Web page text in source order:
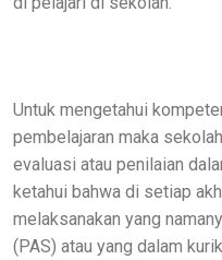
Untuk mengetahui
pembelajaran maka
evaluasi atau penilaian
ketahui bahwa di setiap
melaksanakan yang
(PAS) atau yang dalam